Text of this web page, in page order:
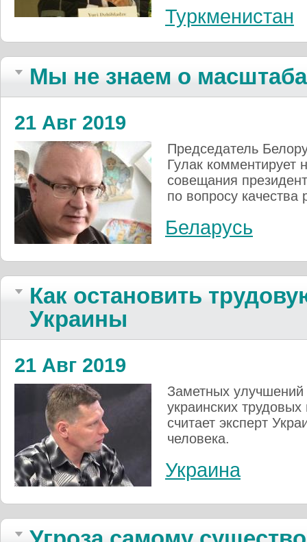
Туркменистан
Мы не знаем о
21 Авг 2019
Председатель
Гулак комментирует
совещания
по вопросу качества
Беларусь
Как остановить
Украины
21 Авг 2019
Заметных улучшений
украинских
считает эксперт
человека.
Украина